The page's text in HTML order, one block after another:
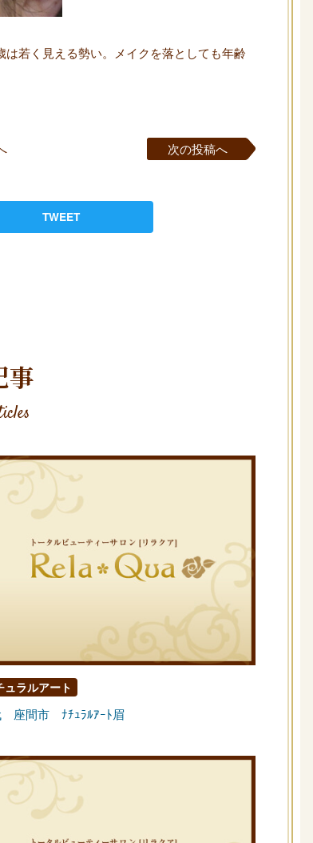
若く見える勢い。メイクを落としても年齢
次の投稿へ
TWEET
事
ュラルアート
座間市 ﾅﾁｭﾗﾙｱｰﾄ眉